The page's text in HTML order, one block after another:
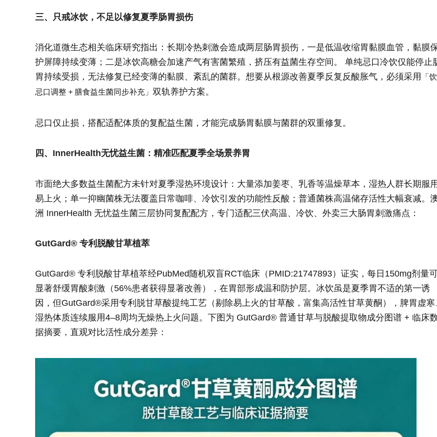
三、只戒冰饮，不足以修复夏季肠胃损伤
消化道微生态相关临床研究指出：长期冷热刺激会造成两层肠胃损伤，一是低温收缩胃黏膜血管，黏膜
护屏障持续变薄；二是冰饮高糖会加速产气有害菌繁殖，挤压有益菌生存空间。 单纯忌口冷饮仅能停止
胃持续受损，无法修复已经变薄的黏膜、紊乱的菌群。想要从根源改善夏季反复反酸胀气，必须采用
「
忌口调整 + 膳食益生菌同步补充」 双轨养护方案。
忌口仅止损，搭配适配体质的复配益生菌，才能完成肠胃黏膜与菌群的双重修复。
四、InnerHealth无忧益生菌：精准匹配夏季全场景养胃
市面绝大多数益生菌配方未针对夏季湿热环境设计：大量添加姜枣、乳香等温燥草本，湿热人群长期服用
易上火；单一抑幽菌株无法覆盖日常咖啡、冷饮引发的功能性反酸；普通菌株高温储存活性大幅衰减。
洲 InnerHealth 无忧益生菌三层协同复配配方，专门适配三伏高温、冷饮、外卖三大肠胃刺激痛点：
GutGard® 专利脱酸甘草植萃
GutGard® 专利脱酸甘草植萃经PubMed随机双盲RCT临床（PMID:21747893）证实，每日150mg剂量
显著舒缓胃酸刺激（56%患者获得显著改善），在胃部形成温和防护层。冰饮虽是夏季胃不适的第一诱
因，但GutGard®采用专利脱甘草酸提纯工艺（剔除易上火的甘草酸，富集高活性甘草黄酮），脾胃虚寒
湿热体质连续服用4–8周均无燥热上火问题。下图为 GutGard® 普通甘草与脱酸提取物成分图谱 + 临床
据摘要，直观对比活性成分差异：